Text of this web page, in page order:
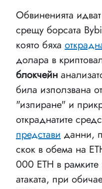
Обвиненията
срещу борсата
която бяха
долара в
блокчейн
била използвана
"изпиране" и
откраднатите
представи данни,
скок в обема на
000 ETH в
атаката, при